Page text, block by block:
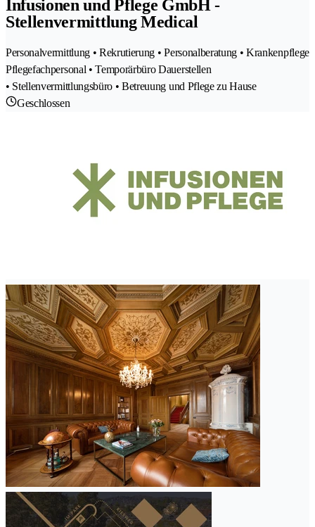
Infusionen und Pflege GmbH -
Stellenvermittlung Medical
Personalvermittlung • Rekrutierung • Personalberatung • Krankenpflege
Pflegefachpersonal • Temporärbüro Dauerstellen
• Stellenvermittlungsbüro • Betreuung und Pflege zu Hause
Geschlossen